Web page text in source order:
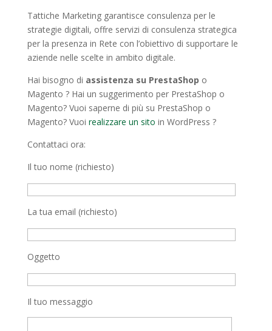
Tattiche Marketing garantisce consulenza per le
strategie digitali, offre servizi di consulenza strategica
per la presenza in Rete con l’obiettivo di supportare le
aziende nelle scelte in ambito digitale.
Hai bisogno di assistenza su PrestaShop o
Magento ? Hai un suggerimento per PrestaShop o
Magento? Vuoi saperne di più su PrestaShop o
Magento? Vuoi realizzare un sito in WordPress ?
Contattaci ora:
Il tuo nome (richiesto)
La tua email (richiesto)
Oggetto
Il tuo messaggio